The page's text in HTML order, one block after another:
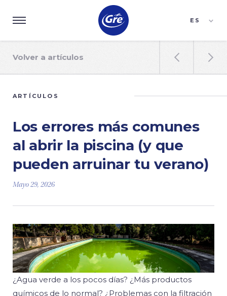
ES
Volver a artículos  
ARTÍCULOS
Los errores más comunes
al abrir la piscina (y que
pueden arruinar tu verano)
Mayo 29, 2026
¿Agua verde a los pocos días? ¿Más productos
químicos de lo normal? ¿Problemas con la filtración